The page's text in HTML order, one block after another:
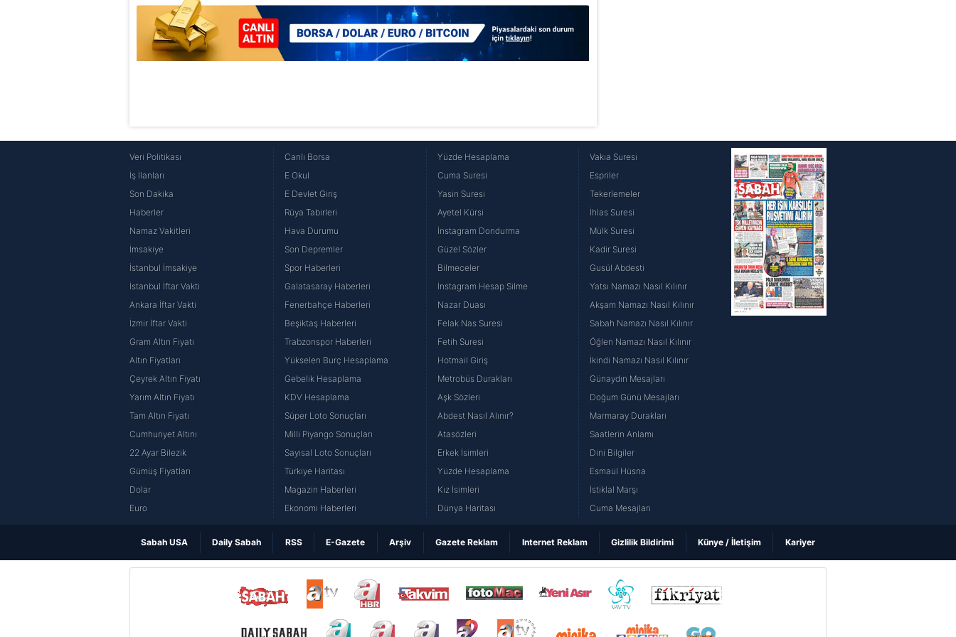
Veri Politikası
İş İlanları
Son Dakika
Haberler
Namaz Vakitleri
İmsakiye
İstanbul İmsakiye
İstanbul İftar Vakti
Ankara İftar Vakti
İzmir İftar Vakti
Gram Altın Fiyatı
Altın Fiyatları
Çeyrek Altın Fiyatı
Yarım Altın Fiyatı
Tam Altın Fiyatı
Cumhuriyet Altını
22 Ayar Bilezik
Gümüş Fiyatları
Dolar
Euro
Canlı Borsa
E Okul
E Devlet Giriş
Rüya Tabirleri
Hava Durumu
Son Depremler
Spor Haberleri
Galatasaray Haberleri
Fenerbahçe Haberleri
Beşiktaş Haberleri
Trabzonspor Haberleri
Yükselen Burç Hesaplama
Gebelik Hesaplama
KDV Hesaplama
Süper Loto Sonuçları
Milli Piyango Sonuçları
Sayısal Loto Sonuçları
Türkiye Haritası
Magazin Haberleri
Ekonomi Haberleri
Yüzde Hesaplama
Cuma Suresi
Yasin Suresi
Ayetel Kürsi
İnstagram Dondurma
Güzel Sözler
Bilmeceler
İnstagram Hesap Silme
Nazar Duası
Felak Nas Suresi
Fetih Suresi
Hotmail Giriş
Metrobüs Durakları
Aşk Sözleri
Abdest Nasıl Alınır?
Atasözleri
Erkek İsimleri
Yüzde Hesaplama
Kız İsimleri
Dünya Haritası
Vakıa Suresi
Espriler
Tekerlemeler
İhlas Suresi
Mülk Suresi
Kadir Suresi
Gusül Abdesti
Yatsı Namazı Nasıl Kılınır
Akşam Namazı Nasıl Kılınır
Sabah Namazı Nasıl Kılınır
Öğlen Namazı Nasıl Kılınır
İkindi Namazı Nasıl Kılınır
Günaydın Mesajları
Doğum Günü Mesajları
Marmaray Durakları
Saatlerin Anlamı
Dini Bilgiler
Esmaül Hüsna
İstiklal Marşı
Cuma Mesajları
Sabah USA Daily Sabah RSS E-Gazete Arşiv Gazete Reklam Internet Reklam Gizlilik Bildirimi Künye / İletişim Kariyer